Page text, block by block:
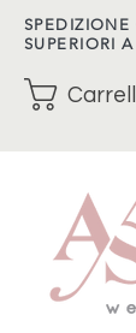
SPEDIZIONE
SUPERIORI